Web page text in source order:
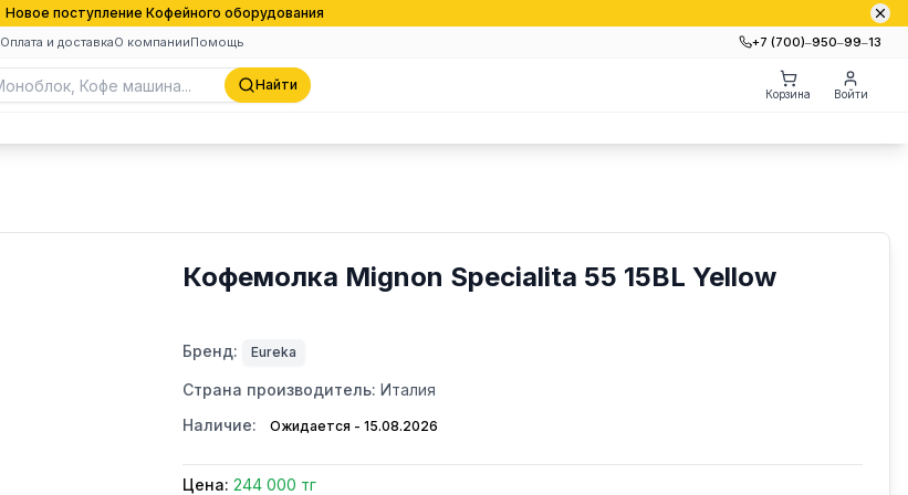
Новое поступление Кофейного оборудования
Оплата и доставкаО компанииПомощь +7 (700)‒950‒99‒13
Найти
Корзина Войти
Кофемолка Mignon Specialita 55 15BL Yellow
Бренд: Eureka
Страна производитель: Италия
Наличие:
Ожидается - 15.08.2026
Цена: 244 000 тг